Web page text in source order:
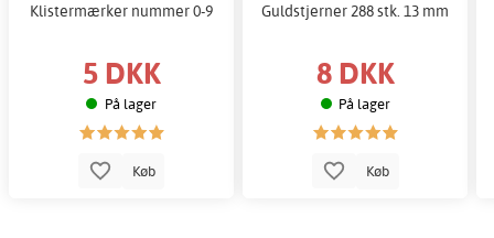
Klistermærker nummer 0-9
5 DKK
På lager
Køb
Guldstjerner 288 stk. 13 mm
8 DKK
På lager
Køb